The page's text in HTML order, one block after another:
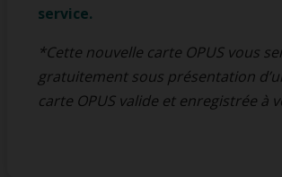
service.
*Cette nouvelle carte OPUS vous
gratuitement sous présentation
carte OPUS valide et enregistrée à